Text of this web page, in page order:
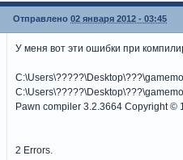
Отправлено02 января 2012 - 03:45
У меня вот эти ошибки при
Pawn compiler 3.2.3664 Copyright ©
2 Errors.